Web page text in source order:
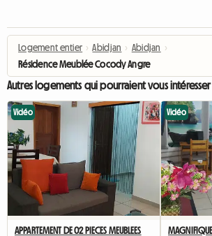
Logement entier › Abidjan › Abidjan ›
Résidence Meublée Cocody Angre
Autres logements qui pourraient vous intéresser
Vidéo
APPARTEMENT DE 02 PIECES MEUBLEES
Vidéo